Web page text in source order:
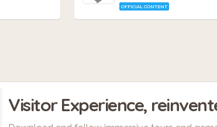
OFFICIAL CONTENT
Visitor Experience,